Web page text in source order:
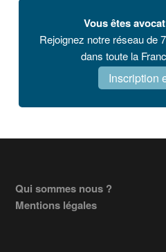
Vous êtes
Rejoignez notre réseau de
dans toute la
Inscription
Footer
Qui sommes nous ?
Mentions légales